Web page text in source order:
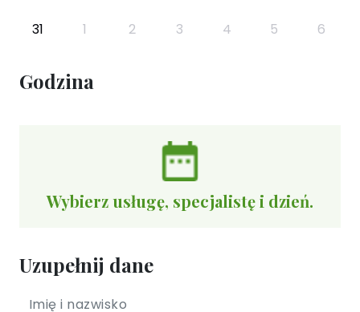
31 1 2 3 4 5 6
Godzina
Wybierz usługę, specjalistę i dzień.
Uzupełnij dane